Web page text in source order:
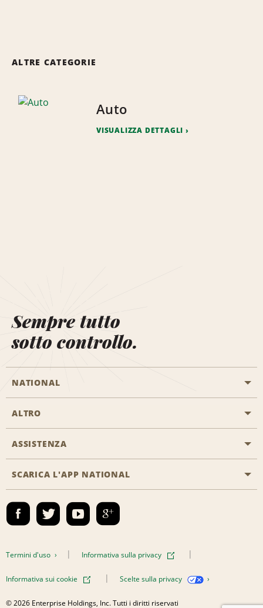
ALTRE CATEGORIE
Auto
VISUALIZZA DETTAGLI
Sempre tutto
sotto controllo.
NATIONAL
Inizia una prenotazione
Programmi business
Emerald Club Accedi
ALTRO
Offerte di lavoro
ASSISTENZA
Accessibilità
Contatti
SCARICA L'APP NATIONAL
Termini d'uso Informativa sulla privacy
Informativa sui cookie Scelte sulla privacy
© 2026 Enterprise Holdings, Inc. Tutti i diritti riservati